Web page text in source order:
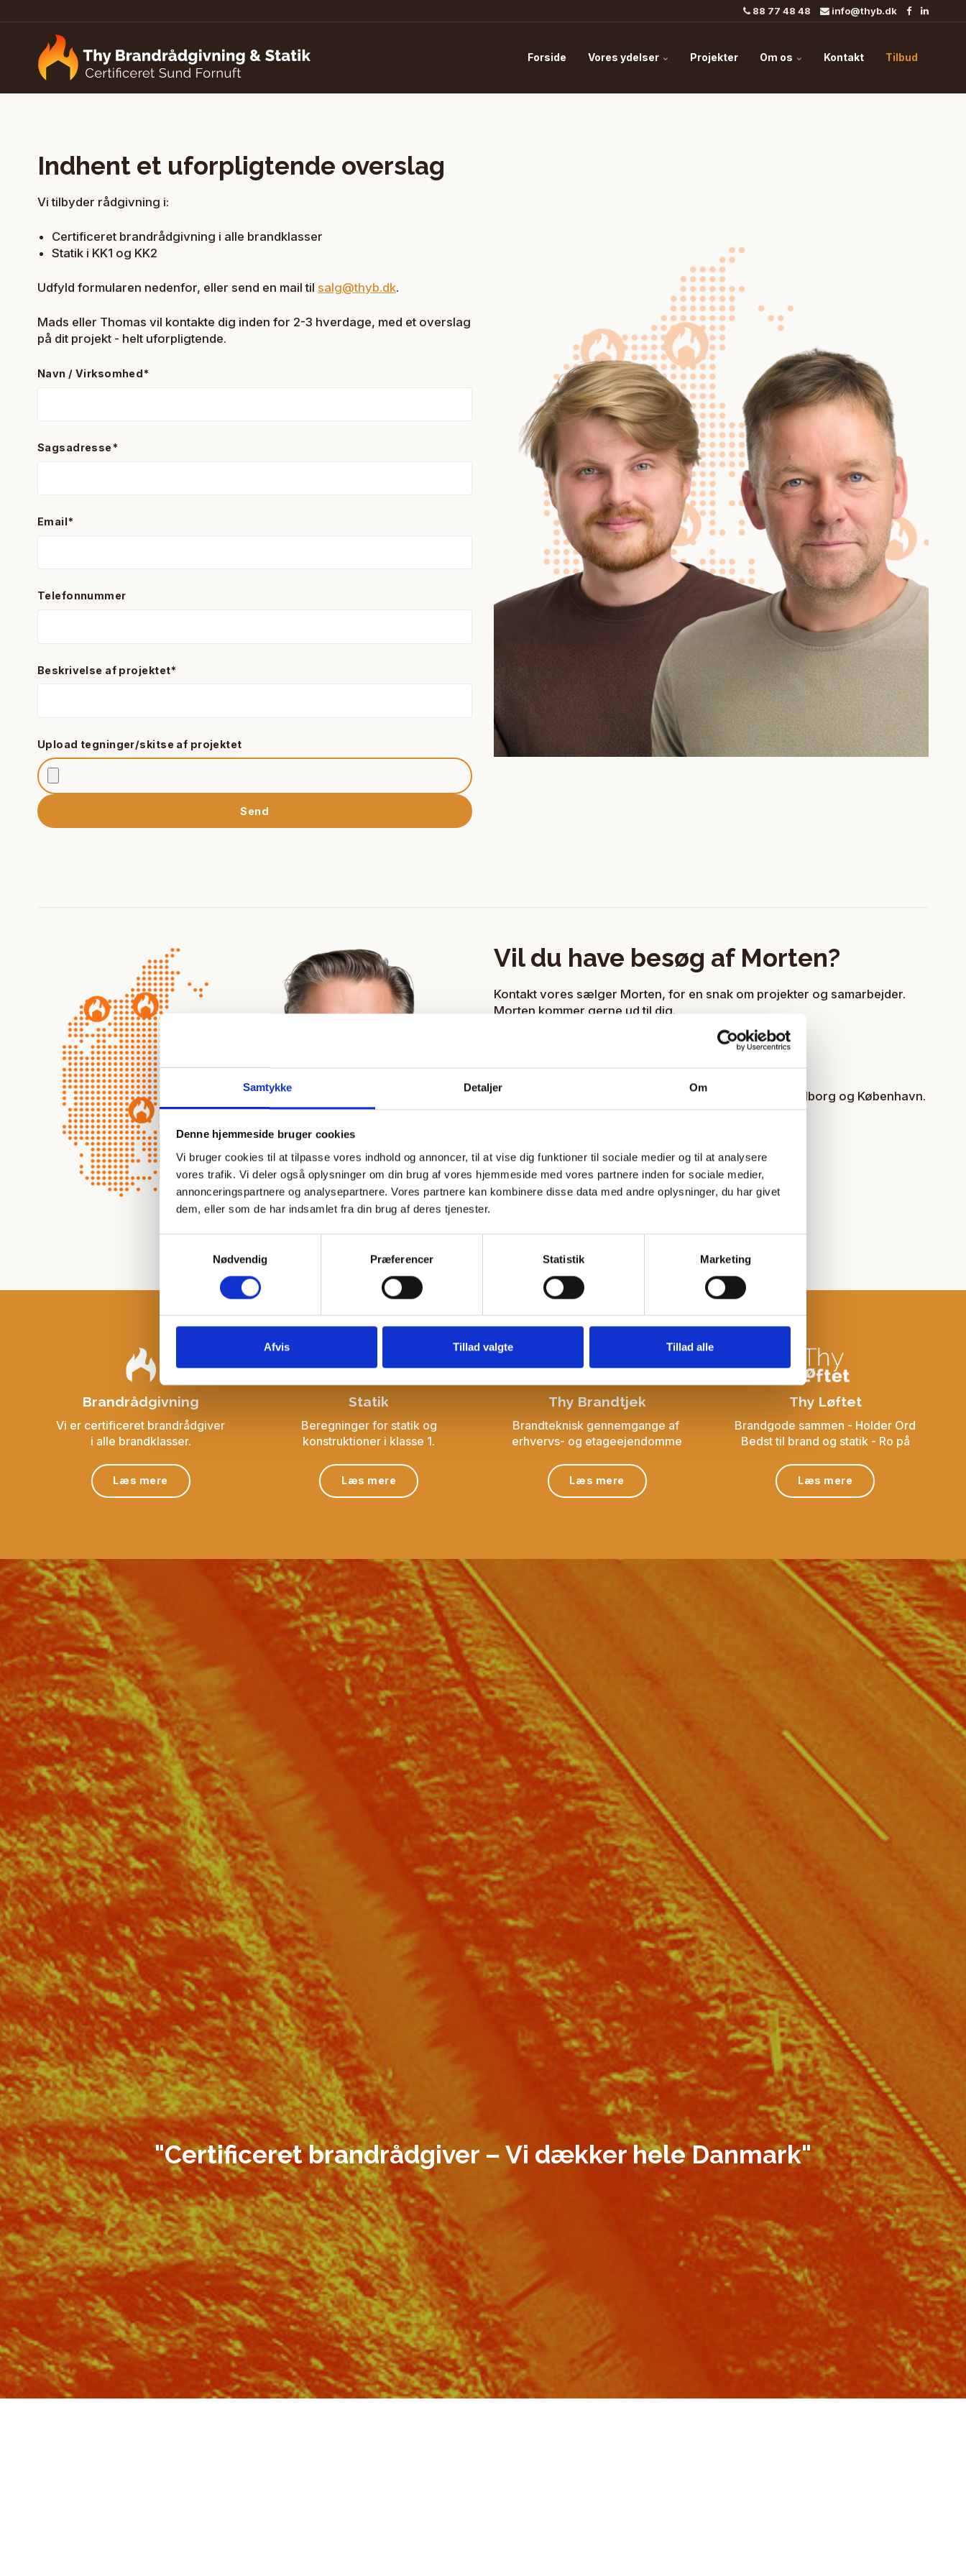
Samtykke Detaljer Om
Denne hjemmeside bruger cookies
Vi bruger cookies til at tilpasse vores indhold og annoncer, til at vise dig funktioner til sociale medier og til at analysere
vores trafik. Vi deler også oplysninger om din brug af vores hjemmeside med vores partnere inden for sociale medier,
annonceringspartnere og analysepartnere. Vores partnere kan kombinere disse data med andre oplysninger, du har givet
dem, eller som de har indsamlet fra din brug af deres tjenester.
Nødvendig
Præferencer Statistik Marketing
Afvis Tillad valgte Tillad alle
88 77 48 48 info@thyb.dk
Forside Vores ydelser Projekter Om os Kontakt Tilbud
Indhent et uforpligtende overslag
Vi tilbyder rådgivning i:
Certificeret brandrådgivning i alle brandklasser
Statik i KK1 og KK2
Udfyld formularen nedenfor, eller send en mail til salg@thyb.dk.
Mads eller Thomas vil kontakte dig inden for 2-3 hverdage, med et overslag
på dit projekt - helt uforpligtende.
Navn / Virksomhed*
Sagsadresse*
Email*
Telefonnummer
Beskrivelse af projektet*
Upload tegninger/skitse af projektet
Send
Vil du have besøg af Morten?
Kontakt vores sælger Morten, for en snak om projekter og samarbejder.
Morten kommer gerne ud til dig.
Vi dækker hele Danmark, med kontorer i Thy, Vejle, Aalborg og København.
Brandrådgivning
Vi er certificeret brandrådgiver
i alle brandklasser.
Læs mere
Statik
Beregninger for statik og
konstruktioner i klasse 1.
Læs mere
Thy Brandtjek
Brandteknisk gennemgange af
erhvervs- og etageejendomme
Læs mere
Thy Løftet
Brandgode sammen - Holder Ord
Bedst til brand og statik - Ro på
Læs mere
"Certificeret brandrådgiver – Vi dækker hele Danmark"